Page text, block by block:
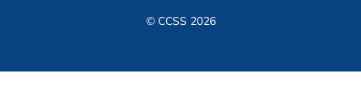
© CCSS 2026